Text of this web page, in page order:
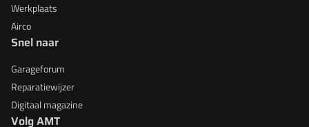
Werkplaats
Airco
Snel naar
Garageforum
Reparatiewijzer
Digitaal magazine
Volg AMT